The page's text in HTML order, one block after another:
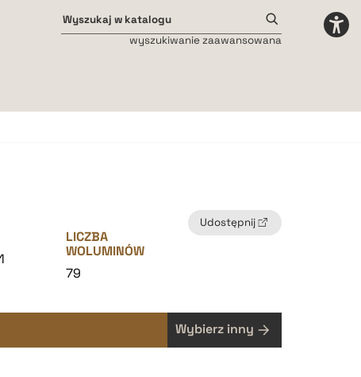
wyszukiwanie zaawansowana
Udostępnij
LICZBA
WOLUMINÓW
79
Wybierz inny